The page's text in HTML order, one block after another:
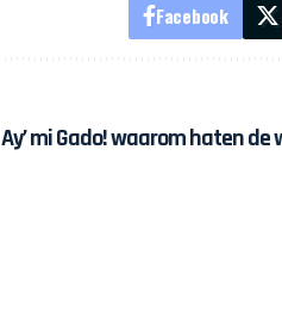
Facebook
Ay’ mi Gado! waarom haten